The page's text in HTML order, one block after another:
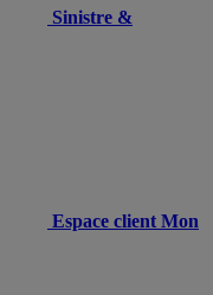
Sinistre &
Espace client Mon